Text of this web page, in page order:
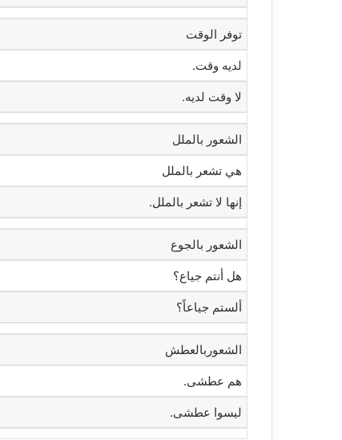
توفر الوقت
‫لديه وقت.‬
‫لا وقت لديه.‬
الشعور بالملل
هي تشعر بالملل
‫إنها لا تشعر بالملل.‬
الشعور بالجوع
‫هل أنتم جياع؟‬
‫ألستم جياعاً؟‬
الشعوربالعطش
‫هم عطشى.‬
‫ليسوا عطشى.‬